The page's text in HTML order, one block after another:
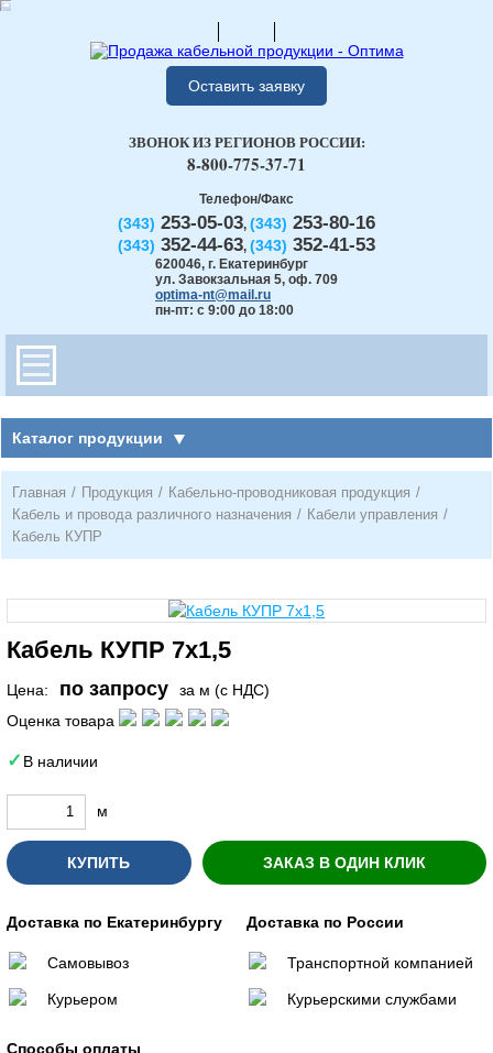
Оставить заявку
Телефон/Факс
(343) 253-05-03, (343) 253-80-16
(343) 352-44-63, (343) 352-41-53
620046, г. Екатеринбург
ул. Завокзальная 5, оф. 709
optima-nt@mail.ru
пн-пт: с 9:00 до 18:00
ЗВОНОК ИЗ РЕГИОНОВ РОССИИ:
8-800-775-37-71
Каталог продукции
Главная / Продукция / Кабельно-проводниковая продукция /
Кабель и провода различного назначения / Кабели управления /
Кабель КУПР
Кабель КУПР 7х1,5
Цена: по запросу
за м (с НДС)
Оценка товара
В наличии
м
КУПИТЬ ЗАКАЗ В ОДИН КЛИК
Доставка по Екатеринбургу
Самовывоз
Курьером
Доставка по России
Транспортной компанией
Курьерскими службами
Способы оплаты